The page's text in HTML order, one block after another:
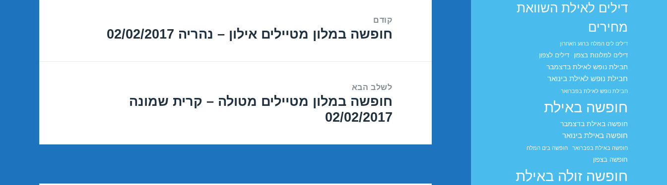
דילים לאילת השוואת
מחירים
דילים לים המלח ברגע האחרון
דילים למלונות בצפון דילים לצפון
חבילת נופש לאילת בדצמבר
חבילת נופש לאילת בינואר
חבילת נופש לאילת בפברואר
חופשה באילת
חופשה באילת בדצמבר
חופשה באילת בינואר
חופשה באילת בפברואר חופשה בים המלח
חופשה בצפון
חופשה זולה באילת
קודם
הפוסט
חופשה במלון מטיילים אילון – נהריה 02/02/2017
לשלב הבא
הפוסט
הבא:
חופשה במלון מטיילים מטולה – קרית שמונה
02/02/2017